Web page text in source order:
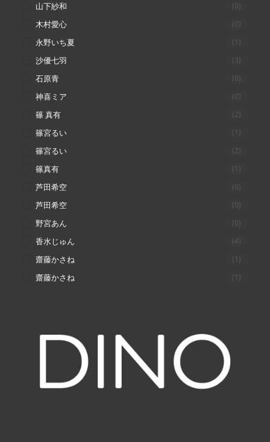
山下紗和 (0)
木村愛心 (0)
永野いち夏 (1)
沙優七羽 (3)
石原青 (0)
神喜ミア (0)
篠 真有 (2)
篠宮るい (1)
篠宮るい (2)
篠真有 (1)
芦田希空 (0)
芦田希空 (0)
野宮あん (0)
香水じゅん (4)
齋藤かさね (1)
齋藤かさね (1)